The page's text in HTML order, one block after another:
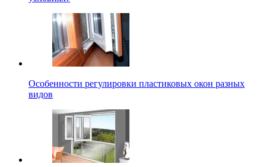
Особенности регулировки пластиковых окон разных
видов